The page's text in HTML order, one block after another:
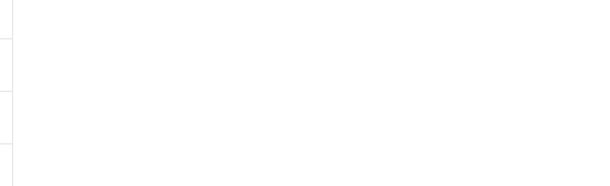
証明するものではありません。
の期間は出荷製品に未対応品が